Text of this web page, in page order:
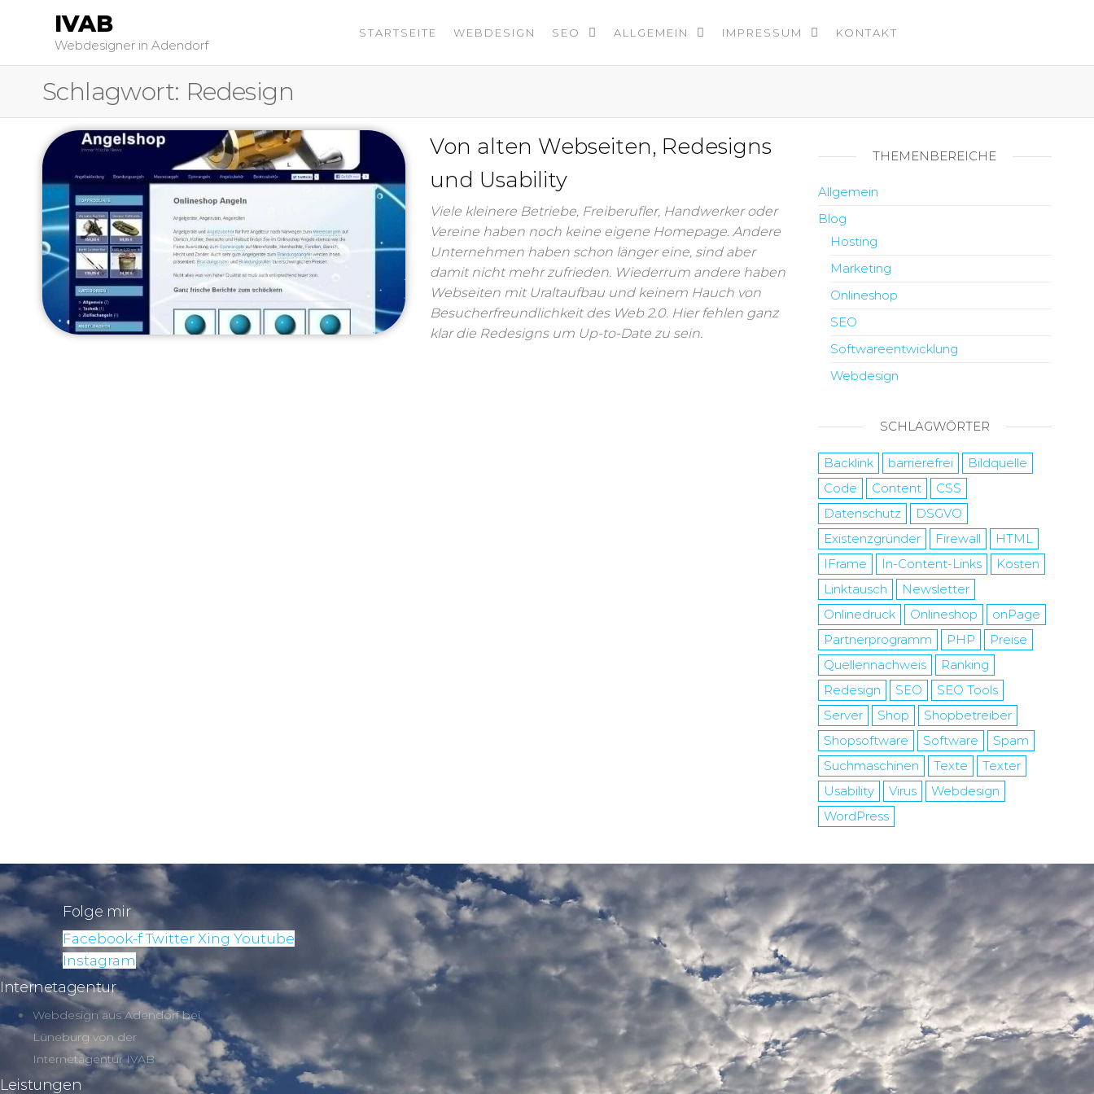
IVAB
Webdesigner in Adendorf
STARTSEITE WEBDESIGN SEO ALLGEMEIN IMPRESSUM KONTAKT
Schlagwort: Redesign
Von alten Webseiten, Redesigns
und Usability
Viele kleinere Betriebe, Freiberufler, Handwerker oder
Vereine haben noch keine eigene Homepage. Andere
Unternehmen haben schon länger eine, sind aber
damit nicht mehr zufrieden. Wiederrum andere haben
Webseiten mit Uraltaufbau und keinem Hauch von
Besucherfreundlichkeit des Web 2.0. Hier fehlen ganz
klar die Redesigns um Up-to-Date zu sein.
THEMENBEREICHE
Allgemein
Blog
Hosting
Marketing
Onlineshop
SEO
Softwareentwicklung
Webdesign
SCHLAGWÖRTER
Backlink barrierefrei
Bildquelle
Code
Content
CSS
Datenschutz
DSGVO
Existenzgründer
Firewall
HTML
IFrame
In-Content-Links
Kosten
Linktausch
Newsletter
Onlinedruck
Onlineshop
onPage
Partnerprogramm
PHP
Preise
Quellennachweis
Ranking
Redesign
SEO
SEO Tools
Server
Shop
Shopbetreiber
Shopsoftware
Software
Spam
Suchmaschinen
Texte
Texter
Usability
Virus
Webdesign
WordPress
Folge mir
Facebook-f Twitter Xing Youtube
Instagram
Internetagentur
Webdesign aus Adendorf bei
Lüneburg von der
Internetagentur IVAB
Leistungen